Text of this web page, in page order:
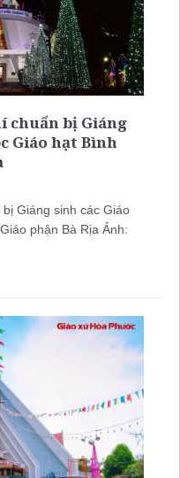
chuẩn bị Giáng
Giáo hạt Bình
Giáng sinh các Giáo
phận Bà Rịa Ảnh: